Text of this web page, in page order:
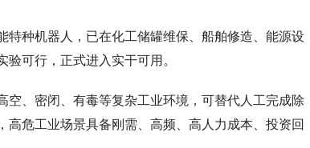
种机器人，已在化工储罐维保、船舶修造、能源设
可行，正式进入实干可用。
、密闭、有毒等复杂工业环境，可替代人工完成除
危工业场景具备刚需、高频、高人力成本、投资回